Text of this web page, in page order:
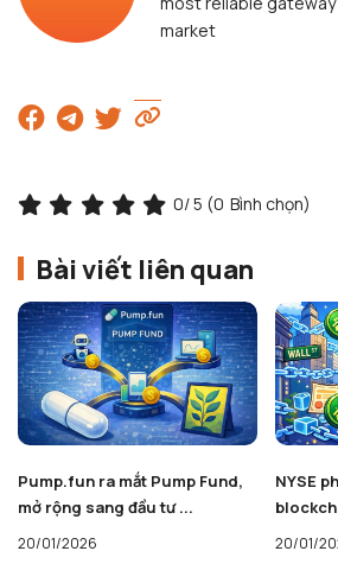
market
0/ 5 (0 Bình chọn)
Bài viết liên quan
Pump.fun ra mắt Pump Fund,
mở rộng sang đầu tư ...
20/01/2026
NYSE
20/01/